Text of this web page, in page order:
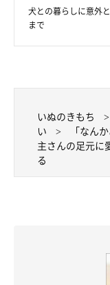
犬との暮らしに意外
まで
いぬのきもち
い
「なん
主さんの足元に
る